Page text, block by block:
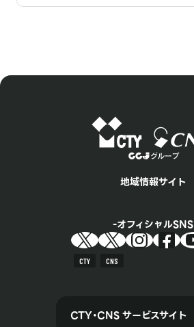
地域情報サイト
オフィシャルSNS
CTY CNS
CTY・CNS サービスサイト